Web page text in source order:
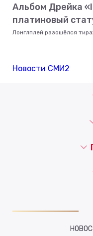
Альбом Дрейка
платиновый
Лонглплей разошёлся
Новости СМИ2